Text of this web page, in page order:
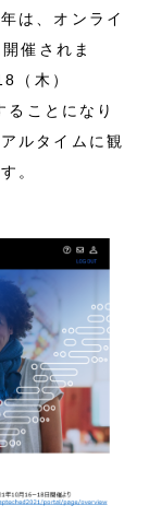
は、オンライ
催されま
（木）
ことになり
ルタイムに観
。